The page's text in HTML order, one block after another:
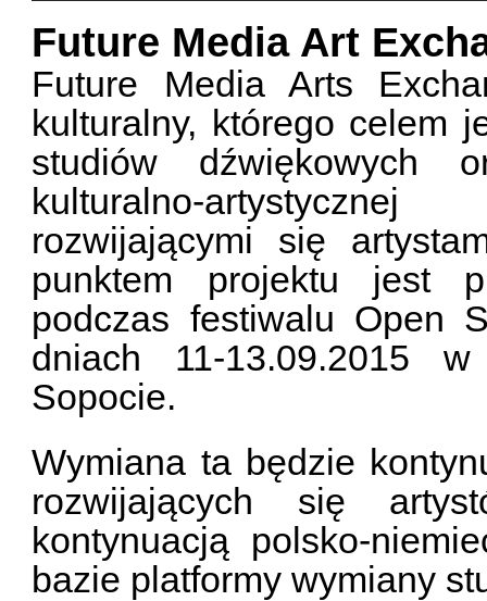
Future Media Art
Future Media Arts
kulturalny, którego celem
studiów dźwiękowych
kulturalno-
rozwijającymi się
punktem projektu jest
podczas festiwalu Open
dniach 11-13.09.2015
Sopocie.
Wymiana ta będzie
rozwijających się
kontynuacją polsko-
bazie platformy wymiany